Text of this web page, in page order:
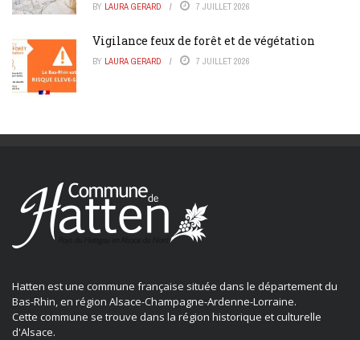
BY LAURA GERARD 7 JUILLET 2026
Vigilance feux de forêt et de végétation
BY LAURA GERARD 7 JUILLET 2026
Hatten est une commune française située dans le département du
Bas-Rhin, en région Alsace-Champagne-Ardenne-Lorraine.
Cette commune se trouve dans la région historique et culturelle
d'Alsace.